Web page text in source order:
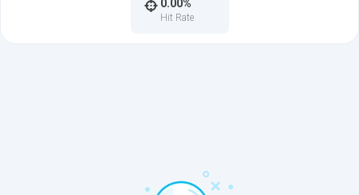
0.00%
Hit Rate